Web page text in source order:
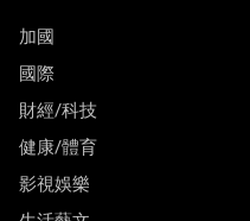
加國
國際
財經/科技
健康/體育
影視娛樂